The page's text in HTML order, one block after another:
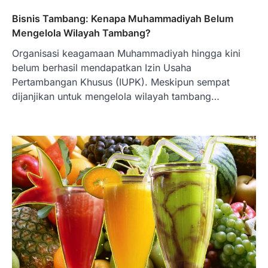
Bisnis Tambang: Kenapa Muhammadiyah Belum
Mengelola Wilayah Tambang?
Organisasi keagamaan Muhammadiyah hingga kini
belum berhasil mendapatkan Izin Usaha
Pertambangan Khusus (IUPK). Meskipun sempat
dijanjikan untuk mengelola wilayah tambang…
BERITA TERBARU
Skema KPR Wiraswasta: Ada
Solusi Pembiayaan Rumah Bagi
Pelaku Usaha?
Januari 27, 2026
PT Bank Tabungan Negara (BTN) baru-
baru ini mengungkapkan skema Kredit